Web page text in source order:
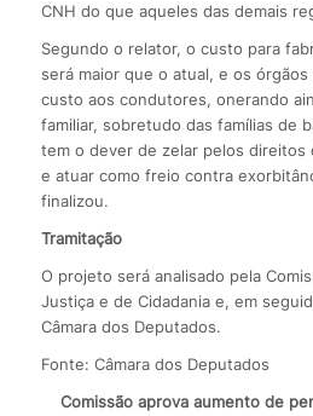
CNH do que aqueles das demais
Segundo o relator, o custo para
será maior que o atual, e os
custo aos condutores, onerando
familiar, sobretudo das famílias de
tem o dever de zelar pelos direitos
e atuar como freio contra
finalizou.
Tramitação
O projeto será analisado pela
Justiça e de Cidadania e, em
Câmara dos Deputados.
Fonte: Câmara dos Deputados
Comissão aprova aumento de